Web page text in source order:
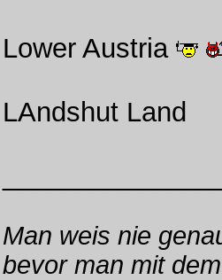
Lower Austria
LAndshut Land
Man weis nie
bevor man mit